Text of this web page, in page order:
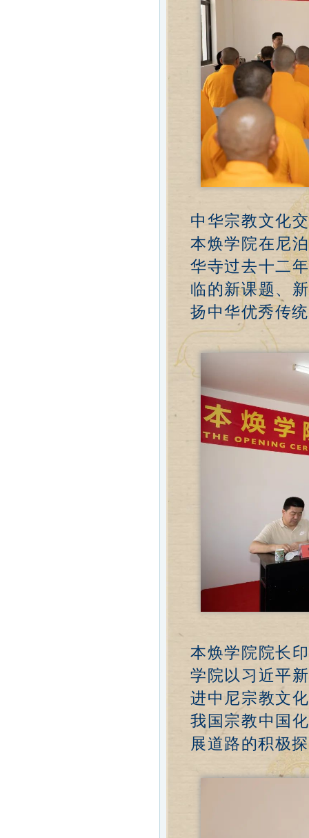
中华宗教文化
本焕学院在尼
华寺过去十二
临的新课题、
扬中华优秀传
本焕学院院长
学院以习近平
进中尼宗教文
我国宗教中国
展道路的积极